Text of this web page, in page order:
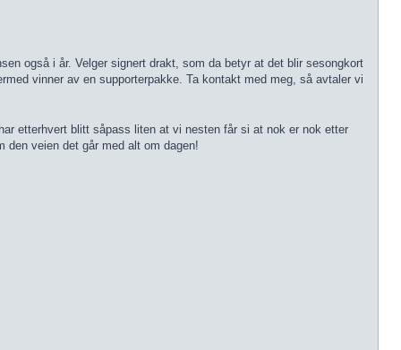
også i år. Velger signert drakt, som da betyr at det blir sesongkort
vinner av en supporterpakke. Ta kontakt med meg, så avtaler vi
etterhvert blitt såpass liten at vi nesten får si at nok er nok etter
veien det går med alt om dagen!